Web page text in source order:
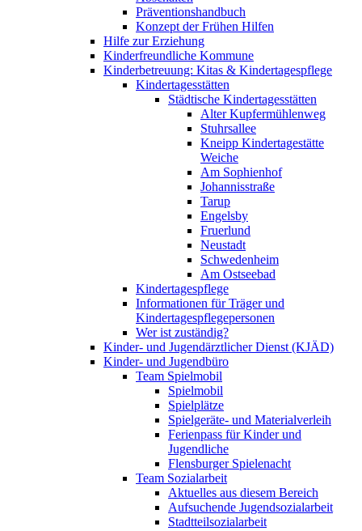
Präventionshandbuch
Konzept der Frühen Hilfen
Hilfe zur Erziehung
Kinderfreundliche Kommune
Kinderbetreuung: Kitas & Kindertagespflege
Kindertagesstätten
Städtische Kindertagesstätten
Alter Kupfermühlenweg
Stuhrsallee
Kneipp Kindertagestätte
Weiche
Am Sophienhof
Johannisstraße
Tarup
Engelsby
Fruerlund
Neustadt
Schwedenheim
Am Ostseebad
Kindertagespflege
Informationen für Träger und
Kindertagespflegepersonen
Wer ist zuständig?
Kinder- und Jugendärztlicher Dienst (KJÄD)
Kinder- und Jugendbüro
Team Spielmobil
Spielmobil
Spielplätze
Spielgeräte- und Materialverleih
Ferienpass für Kinder und
Jugendliche
Flensburger Spielenacht
Team Sozialarbeit
Aktuelles aus diesem Bereich
Aufsuchende Jugendsozialarbeit
Stadtteilsozialarbeit